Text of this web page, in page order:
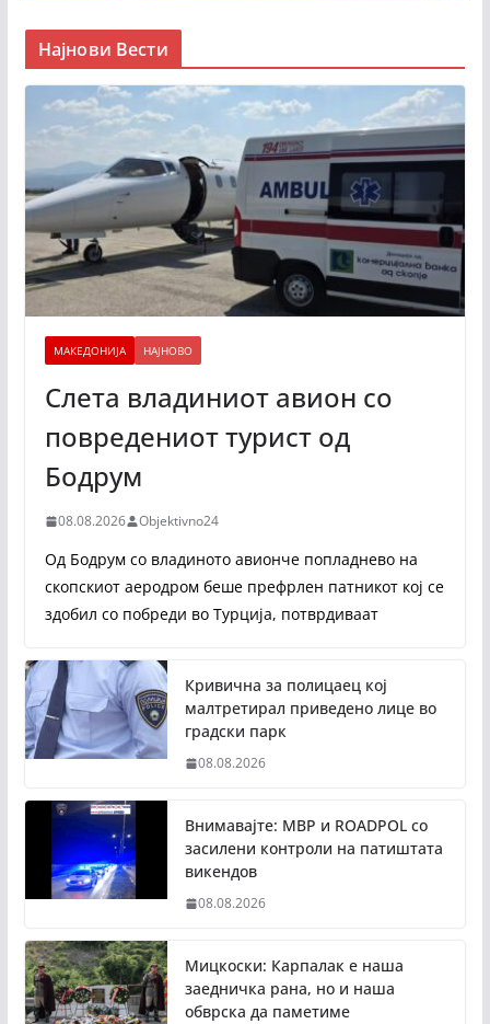
Најнови Вести
МАКЕДОНИЈА НАЈНОВО
Слета владиниот авион со
повредениот турист од
Бодрум
08.08.2026 Objektivno24
Од Бодрум со владиното авионче попладнево на
скопскиот аеродром беше префрлен патникот кој се
здобил со побреди во Турција, потврдиваат
Кривична за полицаец кој
малтретирал приведено лице во
градски парк
08.08.2026
Внимавајте: МВР и ROADPOL со
засилени контроли на патиштата
викендов
08.08.2026
Мицкоски: Карпалак е наша
заедничка рана, но и наша
обврска да паметиме